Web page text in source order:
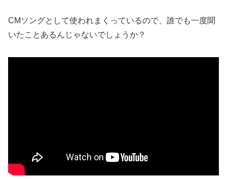
CMソングとして使われまくっているので、誰でも一度聞
いたことあるんじゃないでしょうか？